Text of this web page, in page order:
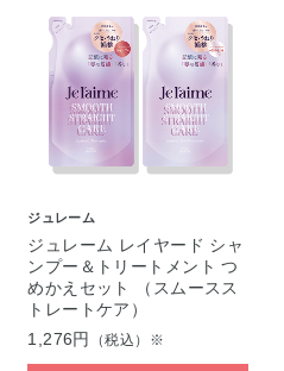
ジュレーム
ジュレーム レイヤード シャ
ンプー＆トリートメント つ
めかえセット （スムースス
トレートケア）
1,276円
（税込）※